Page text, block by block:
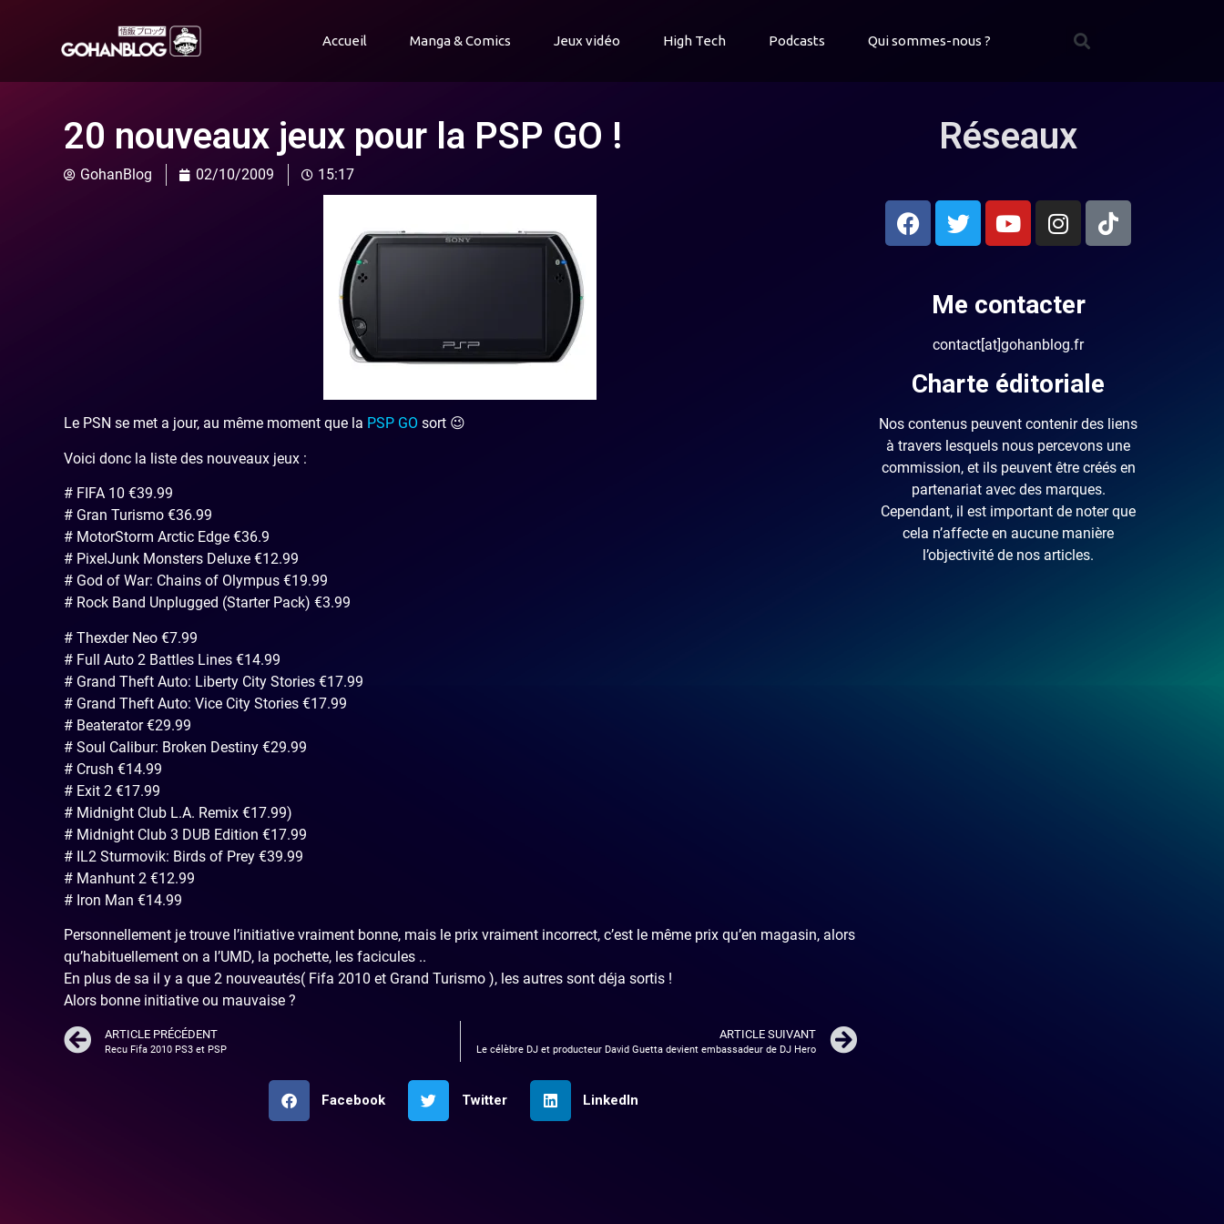
Accueil Manga & Comics Jeux vidéo High Tech Podcasts Qui sommes-nous ?
20 nouveaux jeux pour la PSP GO !
GohanBlog 02/10/2009 15:17
Le PSN se met a jour, au même moment que la PSP GO sort 😉
Voici donc la liste des nouveaux jeux :
# FIFA 10 €39.99
# Gran Turismo €36.99
# MotorStorm Arctic Edge €36.9
# PixelJunk Monsters Deluxe €12.99
# God of War: Chains of Olympus €19.99
# Rock Band Unplugged (Starter Pack) €3.99
# Thexder Neo €7.99
# Full Auto 2 Battles Lines €14.99
# Grand Theft Auto: Liberty City Stories €17.99
# Grand Theft Auto: Vice City Stories €17.99
# Beaterator €29.99
# Soul Calibur: Broken Destiny €29.99
# Crush €14.99
# Exit 2 €17.99
# Midnight Club L.A. Remix €17.99)
# Midnight Club 3 DUB Edition €17.99
# IL2 Sturmovik: Birds of Prey €39.99
# Manhunt 2 €12.99
# Iron Man €14.99
Personnellement je trouve l’initiative vraiment bonne, mais le prix vraiment incorrect, c’est le même prix qu’en magasin, alors
qu’habituellement on a l’UMD, la pochette, les facicules ..
En plus de sa il y a que 2 nouveautés( Fifa 2010 et Grand Turismo ), les autres sont déja sortis !
Alors bonne initiative ou mauvaise ?
ARTICLE PRÉCÉDENT
Recu Fifa 2010 PS3 et PSP
ARTICLE SUIVANT
Le célèbre DJ et producteur David Guetta devient embassadeur de DJ Hero
Facebook Twitter LinkedIn
Réseaux
Me contacter
contact[at]gohanblog.fr
Charte éditoriale
Nos contenus peuvent contenir des liens
à travers lesquels nous percevons une
commission, et ils peuvent être créés en
partenariat avec des marques.
Cependant, il est important de noter que
cela n’affecte en aucune manière
l’objectivité de nos articles.